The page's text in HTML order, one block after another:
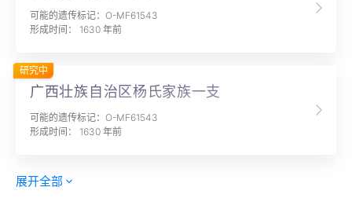
可能的遗传标记：O-MF61543
形成时间： 1630 年前
广西壮族自治区杨氏家族一支
可能的遗传标记：O-MF61543
形成时间： 1630 年前
研究中
展开全部